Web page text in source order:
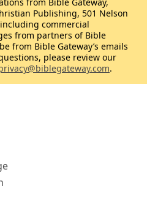
Publishing, 501 Nelson
including commercial
from partners of Bible
from Bible Gateway’s emails
please review our
.